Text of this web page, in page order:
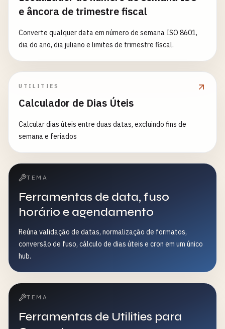
e âncora de trimestre fiscal
Converte qualquer data em número de semana ISO 8601,
dia do ano, dia juliano e limites de trimestre fiscal.
UTILITIES
Calculador de Dias Úteis
Calcular dias úteis entre duas datas, excluindo fins de
semana e feriados
TEMA
Ferramentas de data, fuso
horário e agendamento
Reúna validação de datas, normalização de formatos,
conversão de fuso, cálculo de dias úteis e cron em um único
hub.
TEMA
Ferramentas de Utilities para